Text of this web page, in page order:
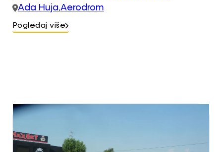
Ada Huja,Aerodrom
Pogledaj više